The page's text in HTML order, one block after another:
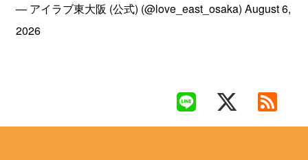
— アイラブ東大阪 (公式) (@love_east_osaka)August 6,
2026